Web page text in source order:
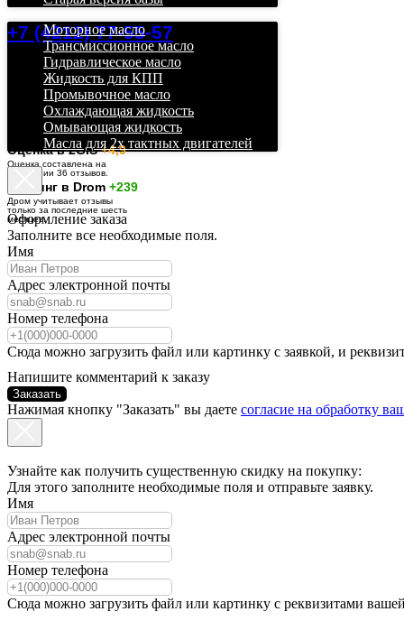
+7 (4212) 77-55-57
Оценка в 2GIS+4,9
Оценка составлена на
основании 36 отзывов.
Рейтинг в Drom +239
Дром учитывает отзывы
только за последние шесть
месяцев.
Моторное масло
Трансмиссионное масло
Гидравлическое масло
Жидкость для КПП
Промывочное масло
Охлаждающая жидкость
Омывающая жидкость
Масла для 2х тактных двигателей
Оформление заказа
Заполните все необходимые поля.
Имя
Адрес электронной почты
Номер телефона
Сюда можно загрузить файл или картинку с заявкой, и
Напишите комментарий к заказу
Заказать
Нажимая кнопку "Заказать" вы даете согласие на обработку
Узнайте как получить существенную скидку на покупку:
Для этого заполните необходимые поля и отправьте заявку.
Имя
Адрес электронной почты
Номер телефона
Сюда можно загрузить файл или картинку с реквизитами